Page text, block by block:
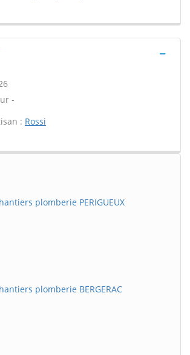
-
: Rossi
plomberie PERIGUEUX
plomberie BERGERAC